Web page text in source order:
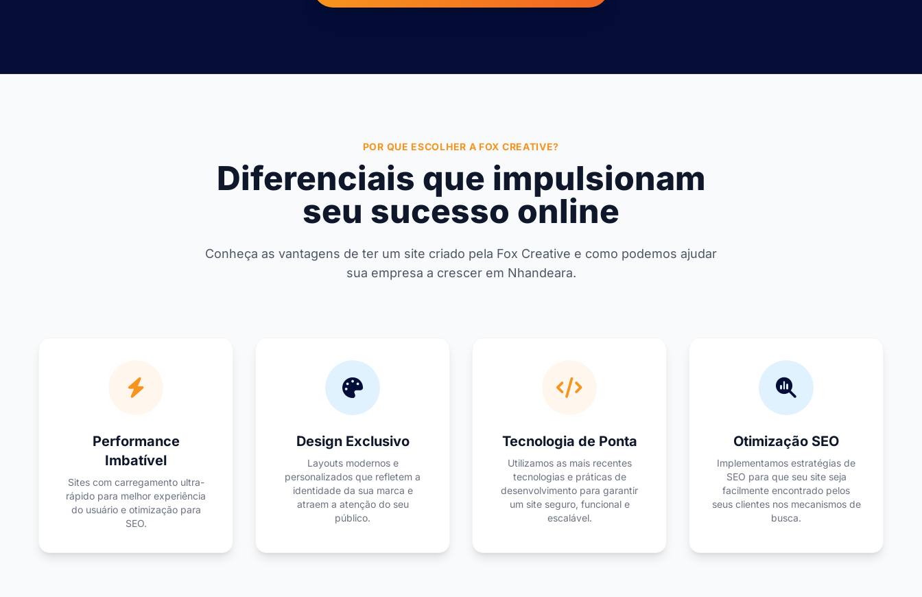
POR QUE ESCOLHER A FOX CREATIVE?
Diferenciais que impulsionam
seu sucesso online
Conheça as vantagens de ter um site criado pela Fox Creative e como podemos ajudar
sua empresa a crescer em Nhandeara.
Performance
Imbatível
Sites com carregamento ultra-
rápido para melhor experiência
do usuário e otimização para
SEO.
Design Exclusivo
Layouts modernos e
personalizados que refletem a
identidade da sua marca e
atraem a atenção do seu
público.
Tecnologia de Ponta
Utilizamos as mais recentes
tecnologias e práticas de
desenvolvimento para garantir
um site seguro, funcional e
escalável.
Otimização SEO
Implementamos estratégias de
SEO para que seu site seja
facilmente encontrado pelos
seus clientes nos mecanismos de
busca.